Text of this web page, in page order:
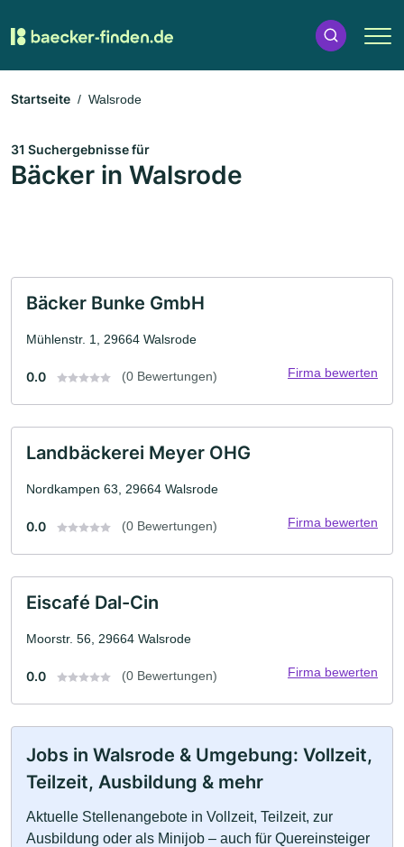
Startseite Walsrode
31 Suchergebnisse für
Bäcker in Walsrode
Bäcker Bunke GmbH
Mühlenstr. 1, 29664 Walsrode
0.0 (0 Bewertungen) Firma bewerten
Landbäckerei Meyer OHG
Nordkampen 63, 29664 Walsrode
0.0 (0 Bewertungen) Firma bewerten
Eiscafé Dal-Cin
Moorstr. 56, 29664 Walsrode
0.0 (0 Bewertungen) Firma bewerten
Jobs in Walsrode & Umgebung: Vollzeit,
Teilzeit, Ausbildung & mehr
Aktuelle Stellenangebote in Vollzeit, Teilzeit, zur
Ausbildung oder als Minijob – auch für Quereinsteiger